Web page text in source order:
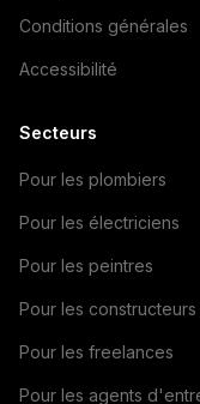
Conditions générales
Accessibilité
Secteurs
Pour les plombiers
Pour les électriciens
Pour les peintres
Pour les constructeurs
Pour les freelances
Pour les agents